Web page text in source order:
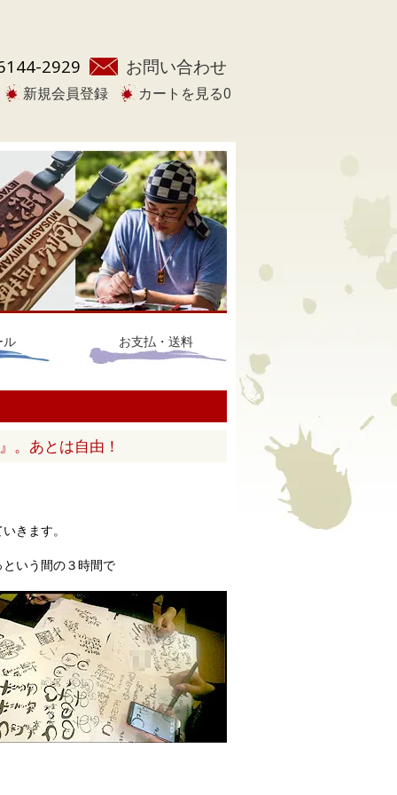
2929 お問い合わせ
新規会員登録 カートを見る0
ル お支払・送料
。あとは自由！
きます。
いう間の３時間で